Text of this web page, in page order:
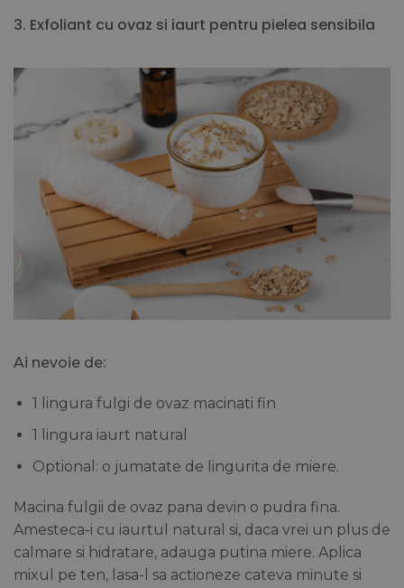
3. Exfoliant cu ovaz si iaurt pentru pielea sensibila
Ai nevoie de:
1 lingura fulgi de ovaz macinati fin
1 lingura iaurt natural
Optional: o jumatate de lingurita de miere.
Macina fulgii de ovaz pana devin o pudra fina.
Amesteca-i cu iaurtul natural si, daca vrei un plus de
calmare si hidratare, adauga putina miere. Aplica
mixul pe ten, lasa-l sa actioneze cateva minute si